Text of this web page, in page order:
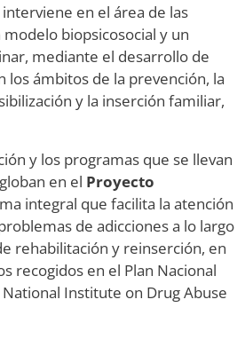
en el área de las
biopsicosocial y un
mediante el desarrollo de
los ámbitos de la prevención, la
y la inserción familiar,
y los programas que se llevan
en el Proyecto
integral que facilita la atención
de adicciones a lo largo
rehabilitación y reinserción, en
recogidos en el Plan Nacional
Institute on Drug Abuse